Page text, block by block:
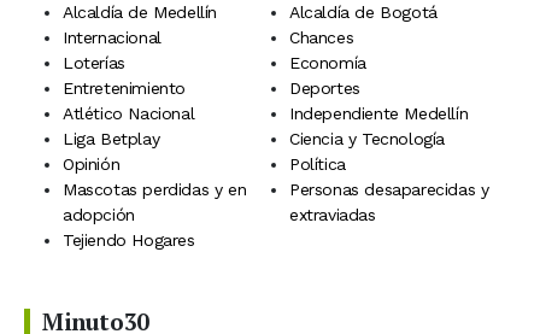
Alcaldía de Medellín
Alcaldía de Bogotá
Internacional
Chances
Loterías
Economía
Entretenimiento
Deportes
Atlético Nacional
Independiente Medellín
Liga Betplay
Ciencia y Tecnología
Opinión
Política
Mascotas perdidas y en
adopción
Personas desaparecidas y
extraviadas
Tejiendo Hogares
Minuto30